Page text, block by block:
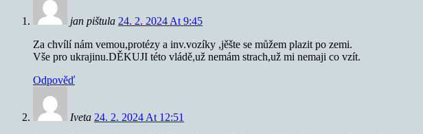
jan pištula 24. 2. 2024 At 9:45
Za chvílí nám vemou,protézy a inv.vozíky ,jěšte se můžem plazit po zemi.
Vše pro ukrajinu.DĚKUJI této vládě,už nemám strach,už mi nemaji co vzít.
Odpověď
Iveta 24. 2. 2024 At 12:51